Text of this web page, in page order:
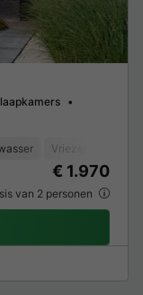
Vriezer
€ 1.970
van 2 personen